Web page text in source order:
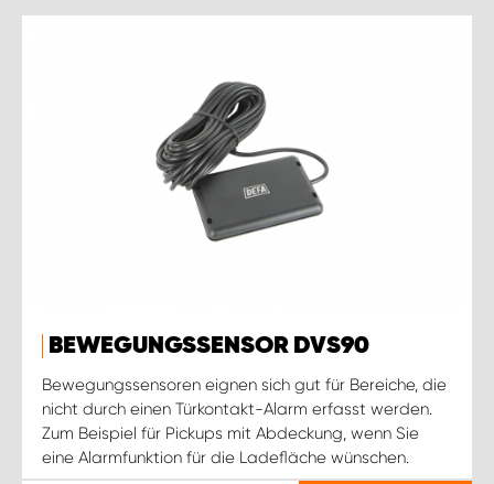
BEWEGUNGSSENSOR DVS90
Bewegungssensoren eignen sich gut für Bereiche, die
nicht durch einen Türkontakt-Alarm erfasst werden.
Zum Beispiel für Pickups mit Abdeckung, wenn Sie
eine Alarmfunktion für die Ladefläche wünschen.